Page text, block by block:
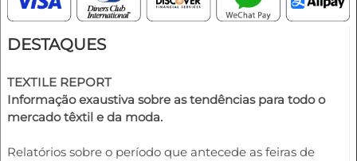
DESTAQUES
TEXTILE REPORT
Informação exaustiva sobre as tendências para todo o
mercado têxtil e da moda.
Relatórios sobre o período que antecede as feiras de